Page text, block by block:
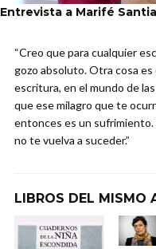
Entrevista a Marifé
“Creo que para cualquier
gozo absoluto. Otra cosa
escritura, en el mundo de
que ese milagro que te
entonces es un
no te vuelva a suceder.”
LIBROS DEL MISMO